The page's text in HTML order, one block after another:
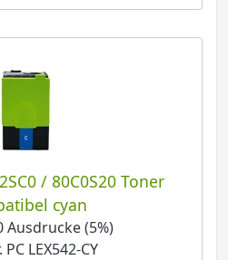
/ 80C0S20 Toner
cyan
Ausdrucke (5%)
LEX542-CY